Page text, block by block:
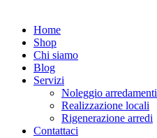
Home
Shop
Chi siamo
Blog
Servizi
Noleggio arredamenti
Realizzazione locali
Rigenerazione arredi
Contattaci